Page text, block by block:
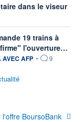
dans le viseur
19 trains à
l'ouverture…
AVEC AFP • 9
l'offre BoursoBank